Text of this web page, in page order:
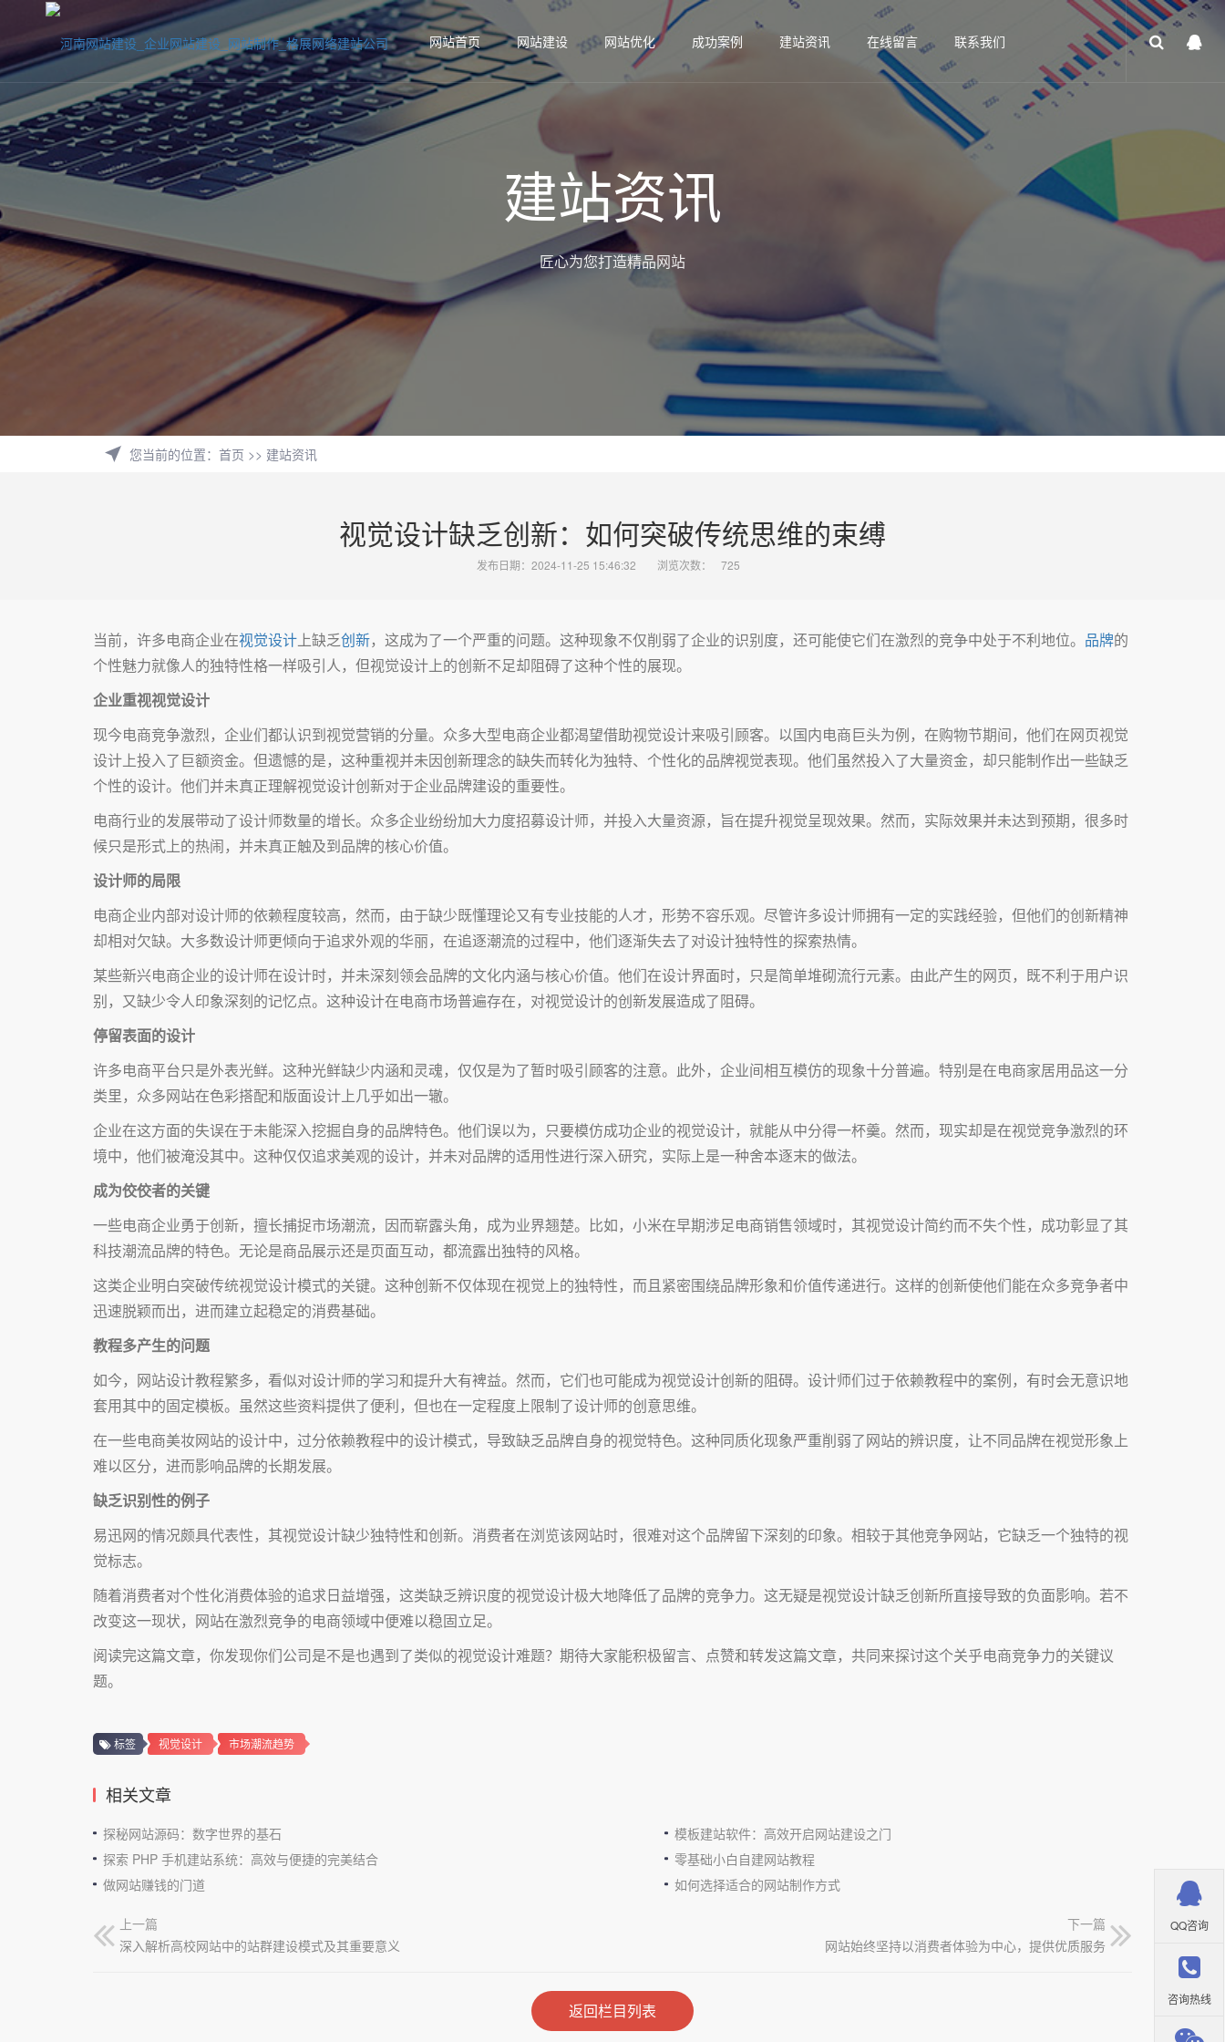
网站首页 网站建设 网站优化 成功案例 建站资讯 在线留言 联系我们
建站资讯
匠心为您打造精品网站
您当前的位置： 首页 >> 建站资讯
视觉设计缺乏创新：如何突破传统思维的束缚
发布日期：2024-11-25 15:46:32 浏览次数： 725
当前，许多电商企业在视觉设计上缺乏创新，这成为了一个严重的问题。这种现象不仅削弱了企业的识别度，还可能使它们在激烈的竞争中处于不利地位。 品牌的
个性魅力就像人的独特性格一样吸引人，但视觉设计上的创新不足却阻碍了这种个性的展现。
企业重视视觉设计
现今电商竞争激烈，企业们都认识到视觉营销的分量。众多大型电商企业都渴望借助视觉设计来吸引顾客。以国内电商巨头为例，在购物节期间，他们在网页视觉
设计上投入了巨额资金。但遗憾的是，这种重视并未因创新理念的缺失而转化为独特、个性化的品牌视觉表现。他们虽然投入了大量资金，却只能制作出一些缺乏
个性的设计。他们并未真正理解视觉设计创新对于企业品牌建设的重要性。
电商行业的发展带动了设计师数量的增长。众多企业纷纷加大力度招募设计师，并投入大量资源，旨在提升视觉呈现效果。然而，实际效果并未达到预期，很多时
候只是形式上的热闹，并未真正触及到品牌的核心价值。
设计师的局限
电商企业内部对设计师的依赖程度较高，然而，由于缺少既懂理论又有专业技能的人才，形势不容乐观。尽管许多设计师拥有一定的实践经验，但他们的创新精神
却相对欠缺。大多数设计师更倾向于追求外观的华丽，在追逐潮流的过程中，他们逐渐失去了对设计独特性的探索热情。
某些新兴电商企业的设计师在设计时，并未深刻领会品牌的文化内涵与核心价值。他们在设计界面时，只是简单堆砌流行元素。由此产生的网页，既不利于用户识
别，又缺少令人印象深刻的记忆点。这种设计在电商市场普遍存在，对视觉设计的创新发展造成了阻碍。
停留表面的设计
许多电商平台只是外表光鲜。这种光鲜缺少内涵和灵魂，仅仅是为了暂时吸引顾客的注意。此外，企业间相互模仿的现象十分普遍。特别是在电商家居用品这一分
类里，众多网站在色彩搭配和版面设计上几乎如出一辙。
企业在这方面的失误在于未能深入挖掘自身的品牌特色。他们误以为，只要模仿成功企业的视觉设计，就能从中分得一杯羹。然而，现实却是在视觉竞争激烈的环
境中，他们被淹没其中。这种仅仅追求美观的设计，并未对品牌的适用性进行深入研究，实际上是一种舍本逐末的做法。
成为佼佼者的关键
一些电商企业勇于创新，擅长捕捉市场潮流，因而崭露头角，成为业界翘楚。比如，小米在早期涉足电商销售领域时，其视觉设计简约而不失个性，成功彰显了其
科技潮流品牌的特色。无论是商品展示还是页面互动，都流露出独特的风格。
这类企业明白突破传统视觉设计模式的关键。这种创新不仅体现在视觉上的独特性，而且紧密围绕品牌形象和价值传递进行。这样的创新使他们能在众多竞争者中
迅速脱颖而出，进而建立起稳定的消费基础。
教程多产生的问题
如今，网站设计教程繁多，看似对设计师的学习和提升大有裨益。然而，它们也可能成为视觉设计创新的阻碍。设计师们过于依赖教程中的案例，有时会无意识地
套用其中的固定模板。虽然这些资料提供了便利，但也在一定程度上限制了设计师的创意思维。
在一些电商美妆网站的设计中，过分依赖教程中的设计模式，导致缺乏品牌自身的视觉特色。这种同质化现象严重削弱了网站的辨识度，让不同品牌在视觉形象上
难以区分，进而影响品牌的长期发展。
缺乏识别性的例子
易迅网的情况颇具代表性，其视觉设计缺少独特性和创新。消费者在浏览该网站时，很难对这个品牌留下深刻的印象。相较于其他竞争网站，它缺乏一个独特的视
觉标志。
随着消费者对个性化消费体验的追求日益增强，这类缺乏辨识度的视觉设计极大地降低了品牌的竞争力。这无疑是视觉设计缺乏创新所直接导致的负面影响。若不
改变这一现状，网站在激烈竞争的电商领域中便难以稳固立足。
阅读完这篇文章，你发现你们公司是不是也遇到了类似的视觉设计难题？期待大家能积极留言、点赞和转发这篇文章，共同来探讨这个关乎电商竞争力的关键议
题。
标签 视觉设计 市场潮流趋势
相关文章
探秘网站源码：数字世界的基石
模板建站软件：高效开启网站建设之门
探索 PHP 手机建站系统：高效与便捷的完美结合
零基础小白自建网站教程
做网站赚钱的门道
如何选择适合的网站制作方式
上一篇
深入解析高校网站中的站群建设模式及其重要意义
下一篇
网站始终坚持以消费者体验为中心，提供优质服务
返回栏目列表
QQ咨询
咨询热线